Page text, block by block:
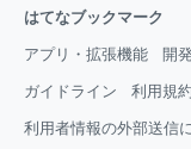
はてなブックマーク
アプリ・拡張機能 開
ガイドライン 利用規約
利用者情報の外部送信